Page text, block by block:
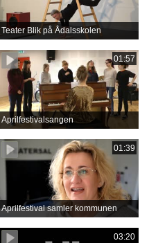
Teater Blik på Ådalsskolen
01:57
Aprilfestivalsangen
01:39
Aprilfestival samler kommunen
03:20